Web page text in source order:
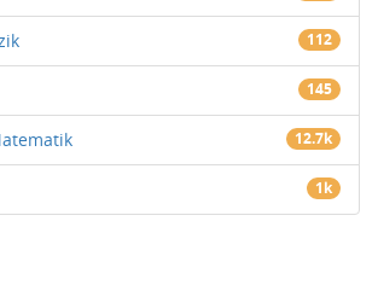
112
145
12.7k
1k